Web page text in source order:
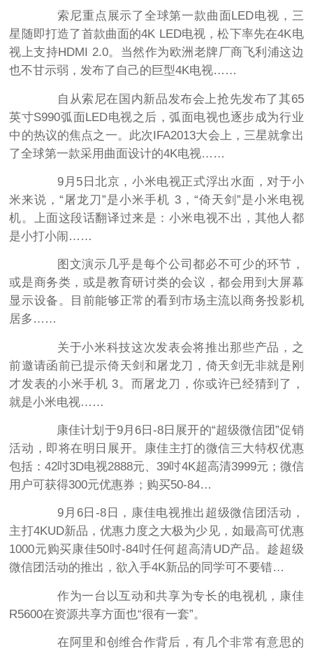
索尼重点展示了全球第一款曲面LED电视，三
星随即打造了首款曲面的4K LED电视，松下率先在4K电
视上支持HDMI 2.0。当然作为欧洲老牌厂商飞利浦这边
也不甘示弱，发布了自己的巨型4K电视……
自从索尼在国内新品发布会上抢先发布了其65
英寸S990弧面LED电视之后，弧面电视也逐步成为行业
中的热议的焦点之一。此次IFA2013大会上，三星就拿出
了全球第一款采用曲面设计的4K电视……
9月5日北京，小米电视正式浮出水面，对于小
米来说，“屠龙刀”是小米手机 3，“倚天剑”是小米电视
机。上面这段话翻译过来是：小米电视不出，其他人都
是小打小闹……
图文演示几乎是每个公司都必不可少的环节，
或是商务类，或是教育研讨类的会议，都会用到大屏幕
显示设备。目前能够正常的看到市场主流以商务投影机
居多……
关于小米科技这次发表会将推出那些产品，之
前邀请函前已提示倚天剑和屠龙刀，倚天剑无非就是刚
才发表的小米手机 3。而屠龙刀，你或许已经猜到了，
就是小米电视……
康佳计划于9月6日-8日展开的“超级微信团”促销
活动，即将在明日展开。康佳主打的微信三大特权优惠
包括：42吋3D电视2888元、39吋4K超高清3999元；微信
用户可获得300元优惠券；购买50-84…
9月6日-8日，康佳电视推出超级微信团活动，
主打4KUD新品，优惠力度之大极为少见，如最高可优惠
1000元购买康佳50吋-84吋任何超高清UD产品。趁超级
微信团活动的推出，欲入手4K新品的同学可不要错…
作为一台以互动和共享为专长的电视机，康佳
R5600在资源共享方面也“很有一套”。
在阿里和创维合作背后，有几个非常有意思的